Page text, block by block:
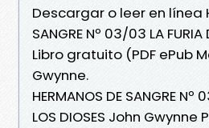
Descargar o leer en línea
SANGRE Nº 03/03 LA FURIA
Libro gratuito (PDF ePub
Gwynne.
HERMANOS DE SANGRE Nº
LOS DIOSES John Gwynne